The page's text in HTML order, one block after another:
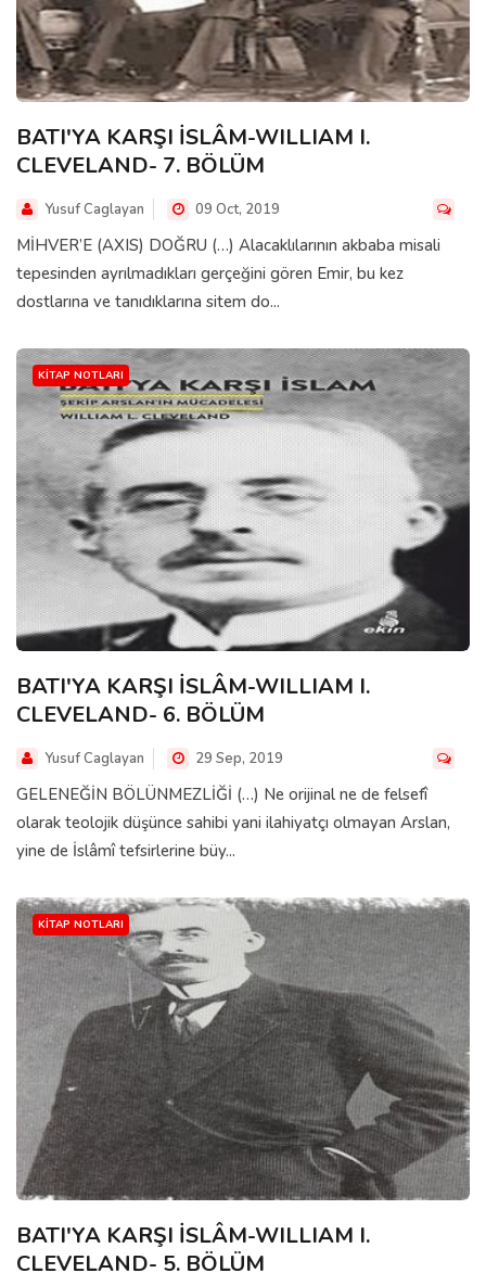
BATI'YA KARŞI İSLÂM-WILLIAM I.
CLEVELAND- 7. BÖLÜM
Yusuf Caglayan 09 Oct, 2019
MİHVER’E (AXIS) DOĞRU (…) Alacaklılarının akbaba misali
tepesinden ayrılmadıkları gerçeğini gören Emir, bu kez
dostlarına ve tanıdıklarına sitem do...
KITAP NOTLARI
BATI'YA KARŞI İSLÂM-WILLIAM I.
CLEVELAND- 6. BÖLÜM
Yusuf Caglayan 29 Sep, 2019
GELENEĞİN BÖLÜNMEZLİĞİ (…) Ne orijinal ne de felsefî
olarak teolojik düşünce sahibi yani ilahiyatçı olmayan Arslan,
yine de İslâmî tefsirlerine büy...
KITAP NOTLARI
BATI'YA KARŞI İSLÂM-WILLIAM I.
CLEVELAND- 5. BÖLÜM